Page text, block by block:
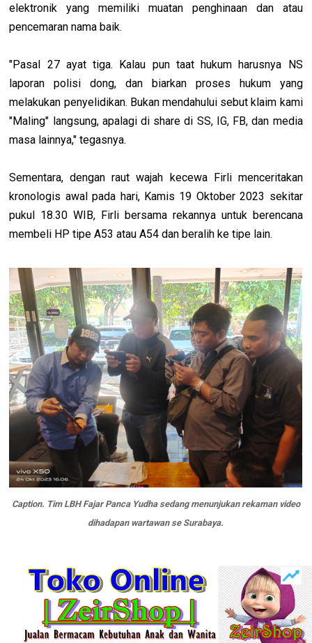
elektronik yang memiliki muatan penghinaan dan atau
pencemaran nama baik.
"Pasal 27 ayat tiga. Kalau pun taat hukum harusnya NS
laporan polisi dong, dan biarkan proses hukum yang
melakukan penyelidikan. Bukan mendahului sebut klaim kami
"Maling" langsung, apalagi di share di SS, IG, FB, dan media
masa lainnya," tegasnya.
Sementara, dengan raut wajah kecewa Firli menceritakan
kronologis awal pada hari, Kamis 19 Oktober 2023 sekitar
pukul 18.30 WIB, Firli bersama rekannya untuk berencana
membeli HP tipe A53 atau A54 dan beralih ke tipe lain.
Caption. Tim LBH Fajar Panca Yudha sedang menunjukan rekaman video
dihadapan wartawan se Surabaya.